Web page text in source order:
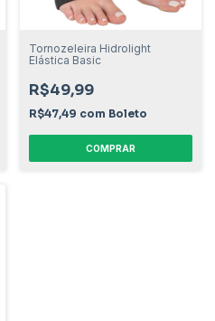
Tornozeleira Hidrolight
Elástica Basic
R$49,99
R$47,49 com Boleto
COMPRAR